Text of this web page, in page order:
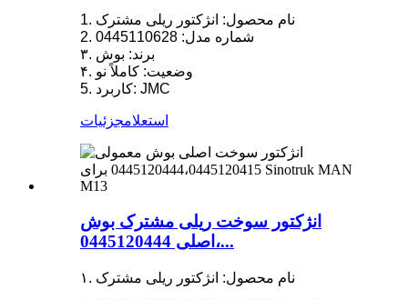
1. نام محصول: انژکتور ریلی مشترک
2. شماره مدل: 0445110628
۳. برند: بوش
۴. وضعیت: کاملاً نو
5. کاربرد: JMC
استعلامجزئیات
انژکتور سوخت ریلی مشترک بوش
اصلی 0445120444،...
۱. نام محصول: انژکتور ریلی مشترک